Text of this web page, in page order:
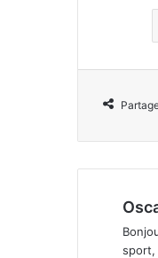
sport,